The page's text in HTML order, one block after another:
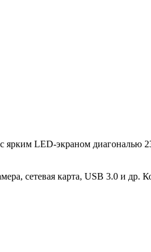
ярким LED-экраном диагональю
сетевая карта, USB 3.0 и др.